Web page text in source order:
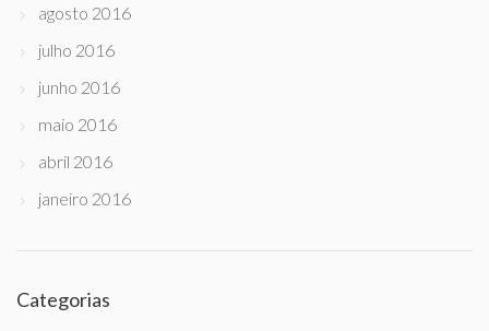
agosto 2016
julho 2016
junho 2016
maio 2016
abril 2016
janeiro 2016
Categorias